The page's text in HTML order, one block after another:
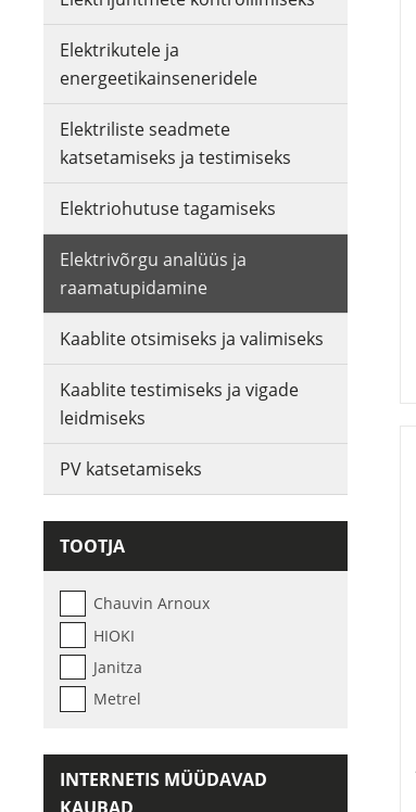
Elektrikutele ja
energeetikainseneridele
Elektriliste seadmete
katsetamiseks ja testimiseks
Elektriohutuse tagamiseks
Elektrivõrgu analüüs ja
raamatupidamine
Kaablite otsimiseks ja valimiseks
Kaablite testimiseks ja vigade
leidmiseks
PV katsetamiseks
TOOTJA
Chauvin Arnoux
HIOKI
Janitza
Metrel
INTERNETIS MÜÜDAVAD